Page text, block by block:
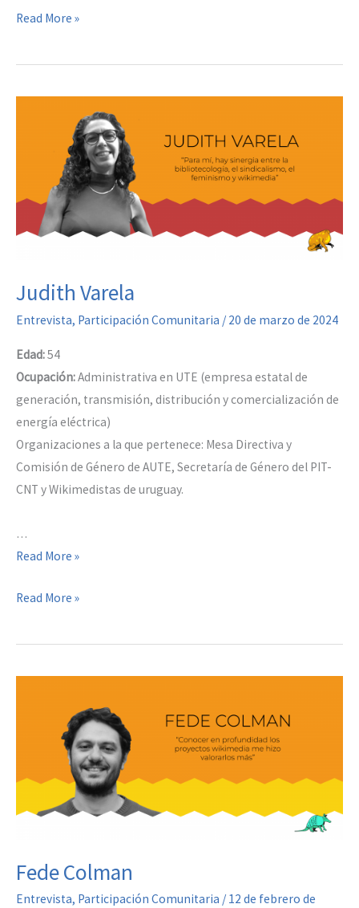
Chabaneau
Lucía
Chabaneau
Read More »
Judith Varela
Entrevista, Participación Comunitaria / 20 de marzo de 2024
Edad:54
Ocupación:Administrativa en UTE (empresa estatal de
generación, transmisión, distribución y comercialización de
energía eléctrica)
Organizaciones a la que pertenece: Mesa Directiva y
Comisión de Género de AUTE, Secretaría de Género del PIT-
CNT y Wikimedistas de uruguay.
…
Judith
Read More »
Judith
Read More »
Fede Colman
Entrevista, Participación Comunitaria / 12 de febrero de